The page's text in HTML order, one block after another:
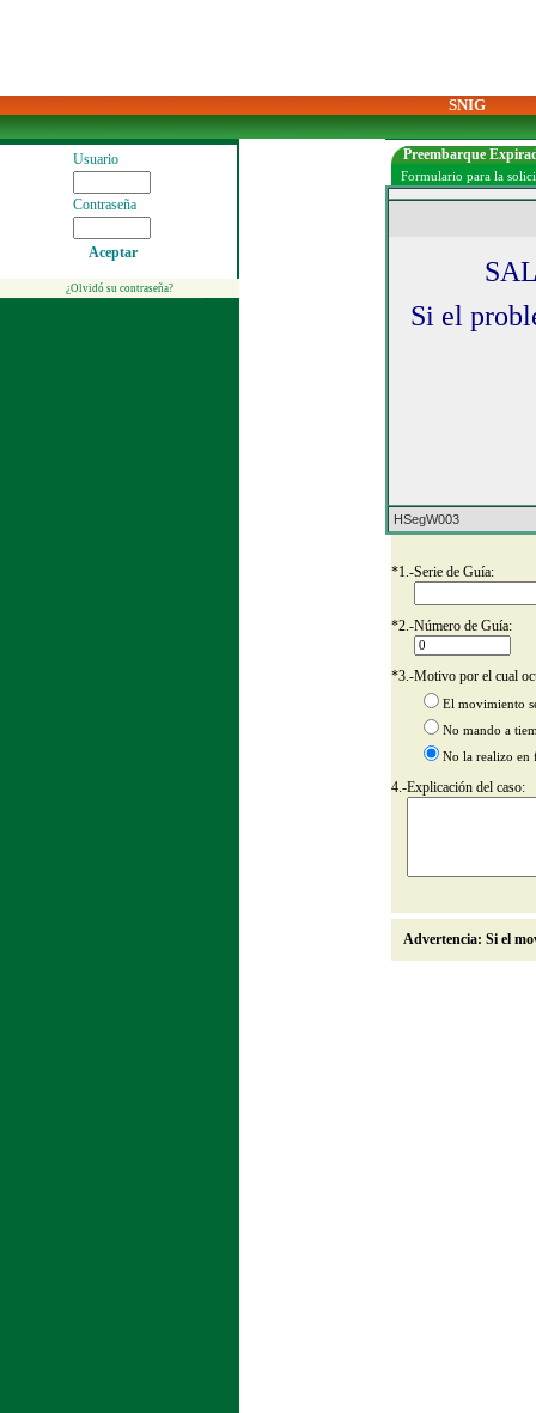
SNIG
Usuario
Contraseña
Aceptar
¿Olvidó su contraseña?
Preembarque
Formulario para la
*1.-Serie de Guía:
*2.-Número de Guía:
*3.-Motivo por el cual
El movimiento
No mando a
No la realizo en
4.-Explicación del caso:
Advertencia: Si el